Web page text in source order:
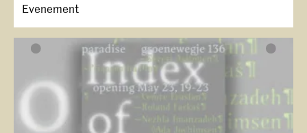
Evenement